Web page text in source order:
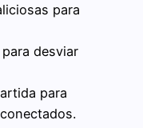
para
desviar
para